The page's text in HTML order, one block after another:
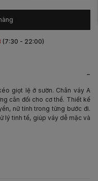
-
giọt lệ ở sườn. Chân váy A
cân đối cho cơ thể. Thiết kế
nữ tính trong từng bước đi.
lý tinh tế, giúp váy dễ mặc và
(7:30 - 22:00)